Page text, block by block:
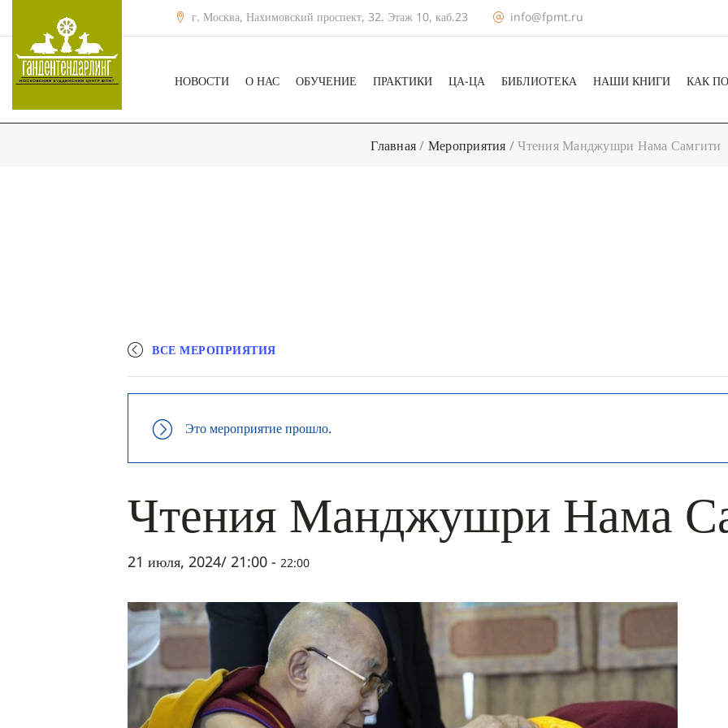
г. Москва, Нахимовский проспект, 32. Этаж 10, каб.23 info@fpmt.ru
НОВОСТИ О НАС ОБУЧЕНИЕ ПРАКТИКИ ЦА-ЦА БИБЛИОТЕКА НАШИ КНИГИ КАК
Главная/ Мероприятия /Чтения Манджушри Нама Самгити
ВСЕ МЕРОПРИЯТИЯ
Это мероприятие прошло.
Чтения Манджушри Нама
21 июля, 2024/ 21:00 - 22:00